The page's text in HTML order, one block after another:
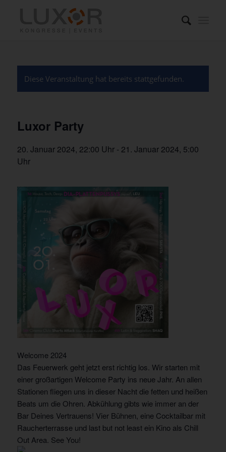
Diese Veranstaltung hat bereits stattgefunden.
Luxor Party
20. Januar 2024, 22:00 Uhr- 21. Januar 2024, 5:00
Uhr
Welcome 2024
Das Feuerwerk geht jetzt erst richtig los. Wir starten mit
einer großartigen Welcome Party ins neue Jahr. An allen
Stationen fliegen uns in dieser Nacht die fetten und heißen
Beats um die Ohren. Abkühlung gibts wie immer an der
Bar Deines Vertrauens! Vier Bühnen, eine Cocktailbar mit
Raucherterrasse und last but not least ein Kino als Chill
Out Area. See You!